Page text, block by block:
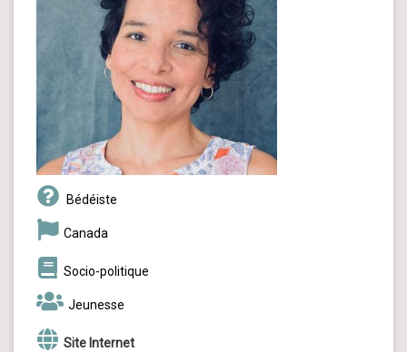
Bédéiste
Canada
Socio-politique
Jeunesse
Site Internet